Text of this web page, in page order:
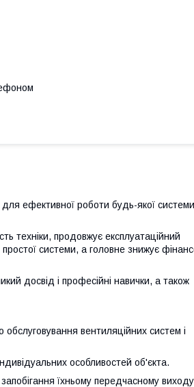
ефективної роботи будь-якої системи
техніки, продовжує експлуатаційний
системи, а головне знижує
досвід і професійні навички, а також
вентиляційних систем і
особливостей об'єкта.
їхньому передчасному